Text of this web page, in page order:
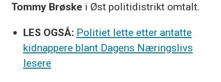
Tommy Brøske i Øst politidistrikt omtalt.
LES OGSÅ: Politiet lette etter antatte
kidnappere blant Dagens Næringslivs
lesere